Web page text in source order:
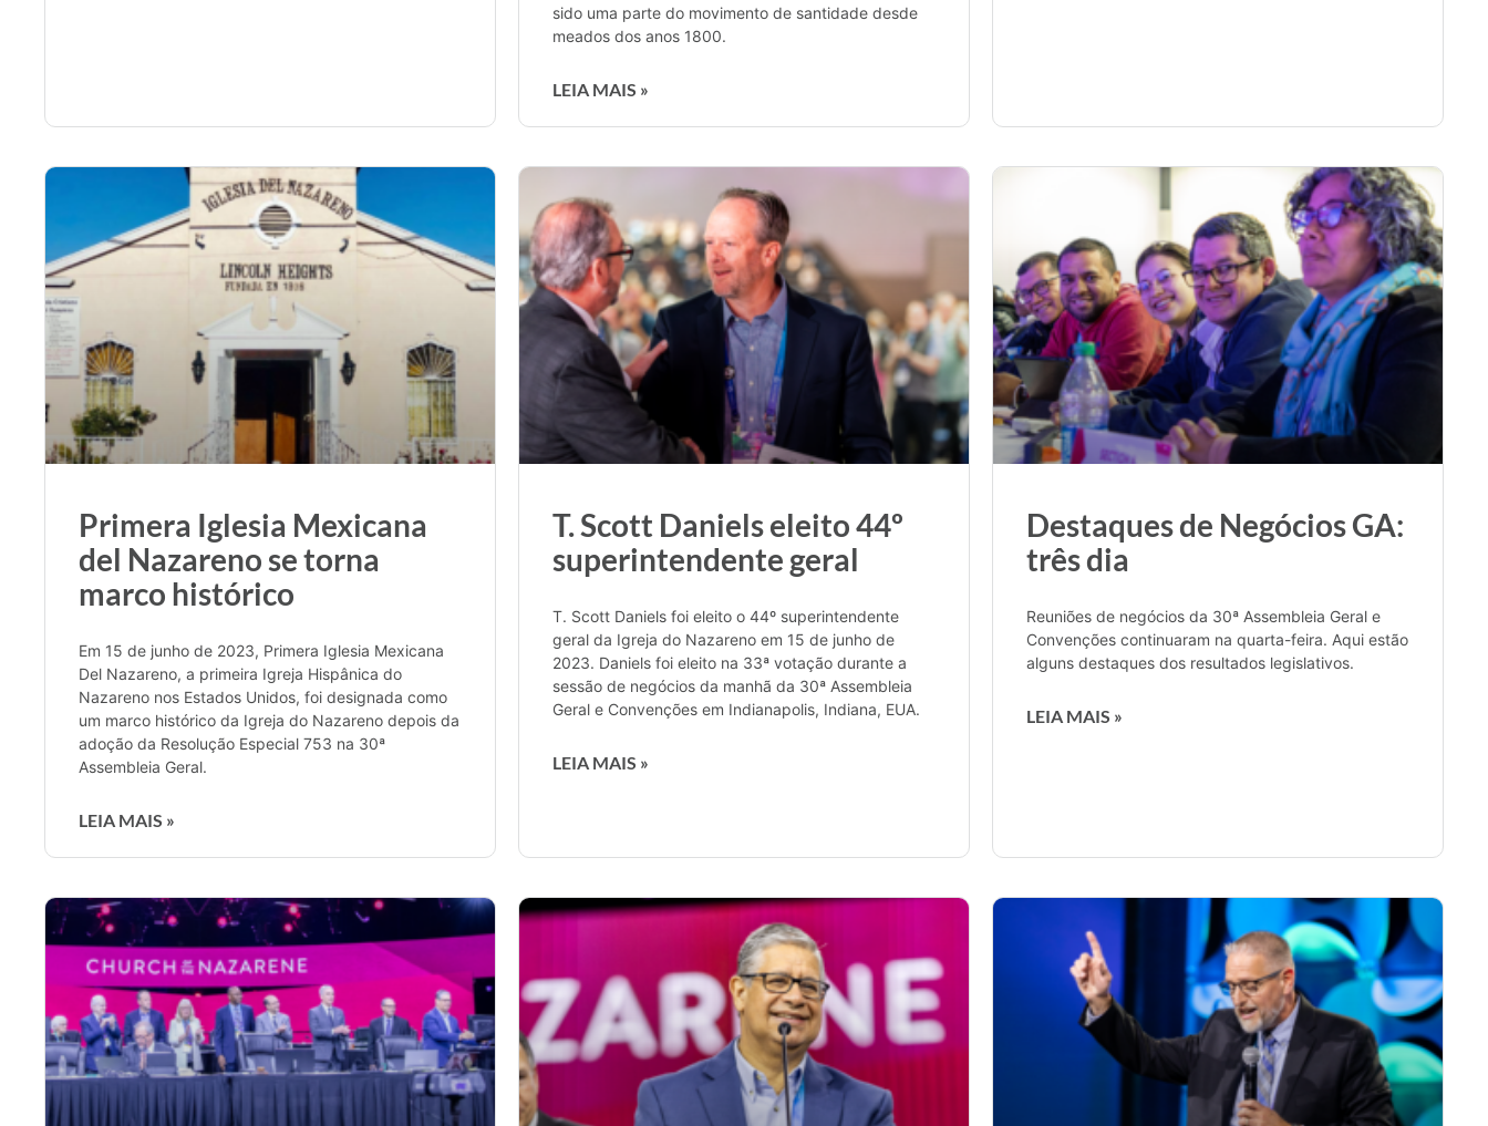
sido uma parte do movimento de santidade desde
meados dos anos 1800.
LEIA MAIS »
Primera Iglesia Mexicana
del Nazareno se torna
marco histórico
Em 15 de junho de 2023, Primera Iglesia Mexicana
Del Nazareno, a primeira Igreja Hispânica do
Nazareno nos Estados Unidos, foi designada como
um marco histórico da Igreja do Nazareno depois da
adoção da Resolução Especial 753 na 30ª
Assembleia Geral.
LEIA MAIS »
T. Scott Daniels eleito 44º
superintendente geral
T. Scott Daniels foi eleito o 44º superintendente
geral da Igreja do Nazareno em 15 de junho de
2023. Daniels foi eleito na 33ª votação durante a
sessão de negócios da manhã da 30ª Assembleia
Geral e Convenções em Indianapolis, Indiana, EUA.
LEIA MAIS »
Destaques de Negócios GA:
três dia
Reuniões de negócios da 30ª Assembleia Geral e
Convenções continuaram na quarta-feira. Aqui estão
alguns destaques dos resultados legislativos.
LEIA MAIS »